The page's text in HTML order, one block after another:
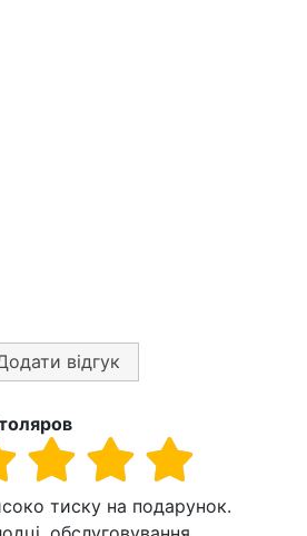
відгук
тиску на подарунок.